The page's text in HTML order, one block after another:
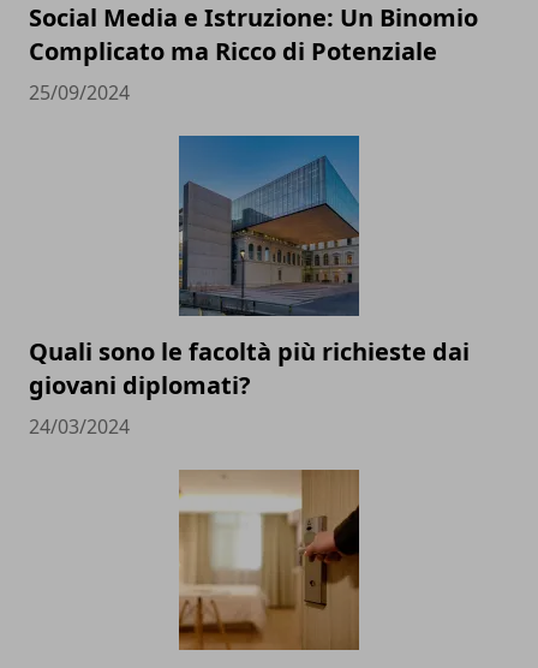
Social Media e Istruzione: Un Binomio
Complicato ma Ricco di Potenziale
25/09/2024
Quali sono le facoltà più richieste dai
giovani diplomati?
24/03/2024